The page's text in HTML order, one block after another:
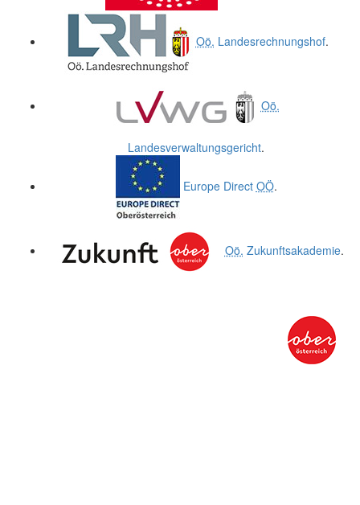
Oö. Landesrechnungshof.
Oö.
Landesverwaltungsgericht.
Europe Direct OÖ.
Oö. Zukunftsakademie.